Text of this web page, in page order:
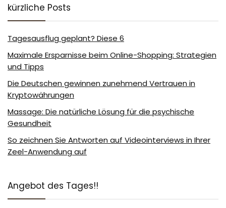
kürzliche Posts
Tagesausflug geplant? Diese 6
Maximale Ersparnisse beim Online-Shopping: Strategien
und Tipps
Die Deutschen gewinnen zunehmend Vertrauen in
Kryptowährungen
Massage: Die natürliche Lösung für die psychische
Gesundheit
So zeichnen Sie Antworten auf Videointerviews in Ihrer
Zeel-Anwendung auf
Angebot des Tages!!